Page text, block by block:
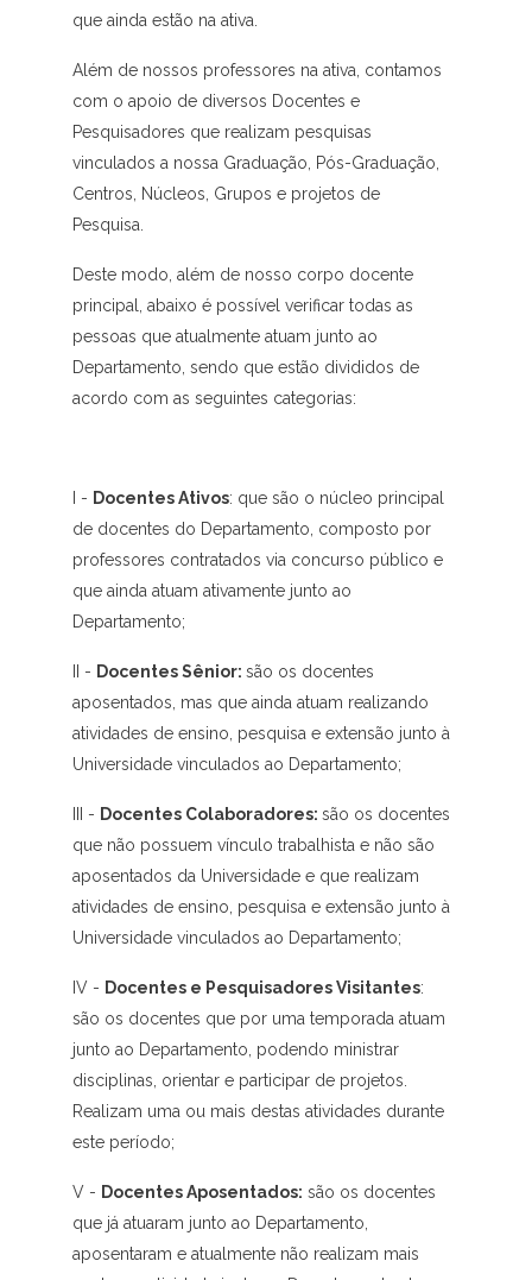
que ainda estão na ativa.
Além de nossos professores na ativa, contamos
com o apoio de diversos Docentes e
Pesquisadores que realizam pesquisas
vinculados a nossa Graduação, Pós-Graduação,
Centros, Núcleos, Grupos e projetos de
Pesquisa.
Deste modo, além de nosso corpo docente
principal, abaixo é possível verificar todas as
pessoas que atualmente atuam junto ao
Departamento, sendo que estão divididos de
acordo com as seguintes categorias:
I - Docentes Ativos: que são o núcleo principal
de docentes do Departamento, composto por
professores contratados via concurso público e
que ainda atuam ativamente junto ao
Departamento;
II - Docentes Sênior: são os docentes
aposentados, mas que ainda atuam realizando
atividades de ensino, pesquisa e extensão junto à
Universidade vinculados ao Departamento;
III - Docentes Colaboradores: são os docentes
que não possuem vínculo trabalhista e não são
aposentados da Universidade e que realizam
atividades de ensino, pesquisa e extensão junto à
Universidade vinculados ao Departamento;
IV - Docentes e Pesquisadores Visitantes:
são os docentes que por uma temporada atuam
junto ao Departamento, podendo ministrar
disciplinas, orientar e participar de projetos.
Realizam uma ou mais destas atividades durante
este período;
V - Docentes Aposentados: são os docentes
que já atuaram junto ao Departamento,
aposentaram e atualmente não realizam mais